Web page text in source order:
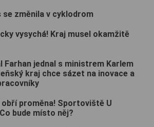
se změnila v cyklodrom
vysychá! Kraj musel okamžitě
Farhan jednal s ministrem Karlem
kraj chce sázet na inovace a
proměna! Sportoviště U
bude místo něj?